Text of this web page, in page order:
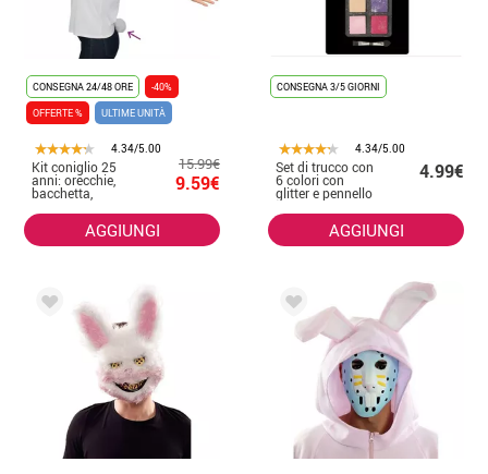
CONSEGNA 24/48 ORE
-40%
OFFERTE %
ULTIME UNITÀ
4.34/5.00
Kit coniglio 25
anni: orecchie,
bacchetta,
papillon e coda
15.99€
9.59€
AGGIUNGI
CONSEGNA 3/5 GIORNI
4.34/5.00
Set di trucco con
6 colori con
glitter e pennello
4.99€
AGGIUNGI